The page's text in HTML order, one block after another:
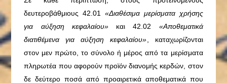
δευτεροβάθμιους 42.01 «Διαθέσιμα μερίσματα χρήσης
για αύξηση κεφαλαίου»και 42.02 «Αποθεματικά
διατιθέμενα για αύξηση κεφαλαίου» , καταχωρίζονται
στον μεν πρώτο, το σύνολο ή μέρος από τα μερίσματα
πληρωτέα που αφορούν προϊόν διανομής κερδών, στον
δε δεύτερο ποσά από προαιρετικά αποθεματικά που